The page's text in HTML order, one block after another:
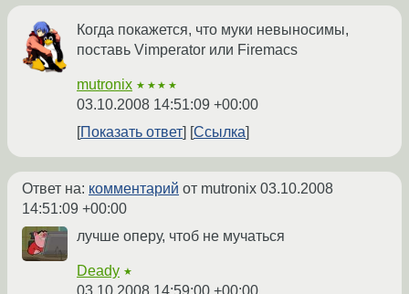
Когда покажется, что муки невыносимы,
поставь Vimperator или Firemacs
mutronix ★★★★
03.10.2008 14:51:09 +00:00
Показать ответ
Ссылка
Ответ на: комментарий от mutronix 03.10.2008
14:51:09 +00:00
лучше оперу, чтоб не мучаться
Deady ★